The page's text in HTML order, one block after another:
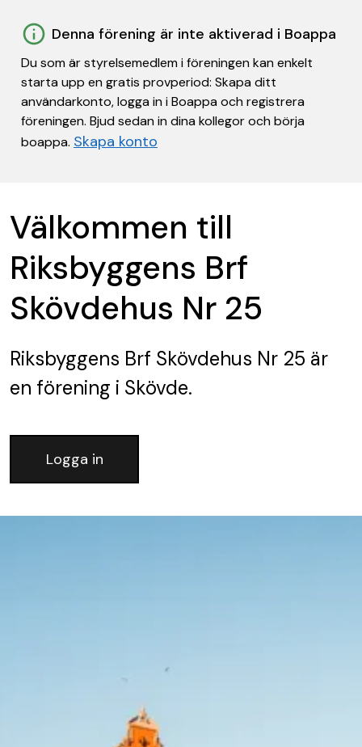
Denna förening är inte aktiverad i Boappa
Du som är styrelsemedlem i föreningen kan enkelt
starta upp en gratis provperiod: Skapa ditt
användarkonto, logga in i Boappa och registrera
föreningen. Bjud sedan in dina kollegor och börja
boappa. Skapa konto
Välkommen till
Riksbyggens Brf
Skövdehus Nr 25
Riksbyggens Brf Skövdehus Nr 25 är
en förening i Skövde.
Logga in